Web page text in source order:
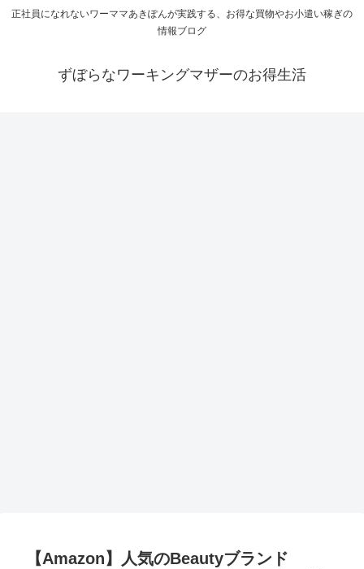
正社員になれないワーママあきぽんが実践する、お得な買物やお小遣い稼ぎの
情報ブログ
ずぼらなワーキングマザーのお得生活
【Amazon】人気のBeautyブランド